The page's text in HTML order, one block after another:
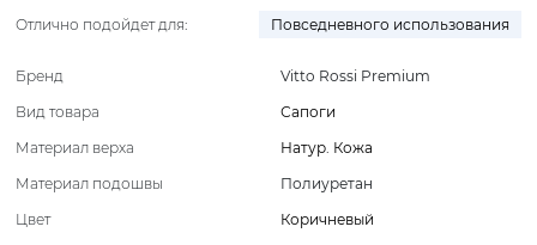
Отлично подойдет для: Повседневного использования
Бренд
Vitto Rossi Premium
Вид товара
Сапоги
Материал верха
Натур. Кожа
Материал подошвы
Полиуретан
Цвет
Коричневый